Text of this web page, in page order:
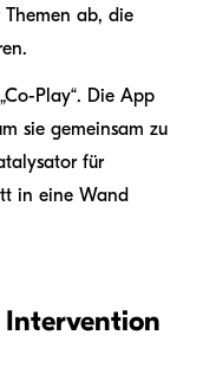
Themen ab, die
Play“. Die App
sie gemeinsam zu
für
in eine Wand